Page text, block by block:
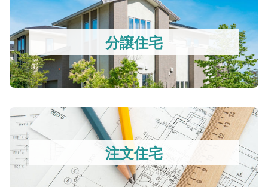
分譲住宅
注文住宅